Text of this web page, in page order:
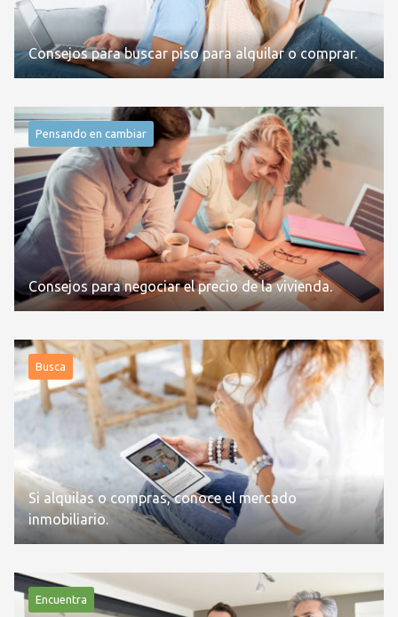
Consejos para buscar piso para alquilar o comprar.
Pensando en cambiar
Consejos para negociar el precio de la vivienda.
Busca
Si alquilas o compras, conoce el mercado
inmobiliario.
Encuentra